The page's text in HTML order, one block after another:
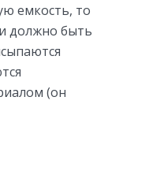
емкость, то
должно быть
(он